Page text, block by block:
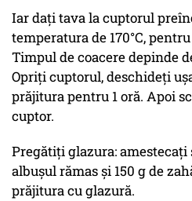
Iar dați tava la cuptorul
temperatura de 170°C,
Timpul de coacere depinde
Opriți cuptorul, deschideți
prăjitura pentru 1 oră. Apoi
cuptor.
Pregătiți glazura: amestecați
albușul rămas și 150 g de
prăjitura cu glazură.